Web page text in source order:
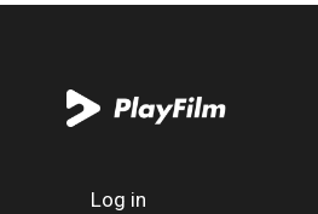
Log in